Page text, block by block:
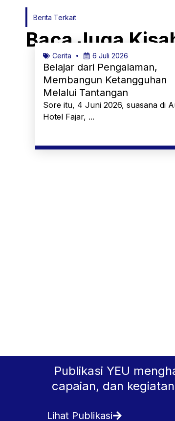
Berita Terkait
Baca Juga
Cerita 6 Juli 2026
Belajar dari Pengalaman,
Membangun Ketangguhan
Melalui Tantangan
Sore itu, 4 Juni 2026, suasana di
Hotel Fajar, ...
Publikasi YEU
capaian, dan
Lihat Publikasi